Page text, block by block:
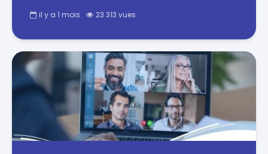
il y a 1 mois 23 313 vues